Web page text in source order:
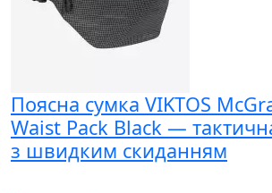
Поясна сумка VIKTOS
Waist Pack Black —
з швидким скиданням